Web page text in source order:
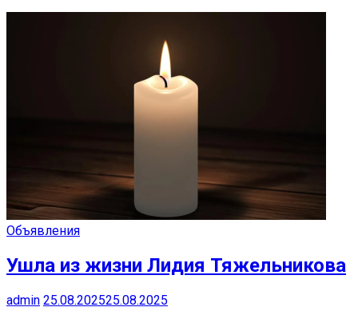
Объявления
Ушла из жизни Лидия Тяжельникова
admin 25.08.202525.08.2025